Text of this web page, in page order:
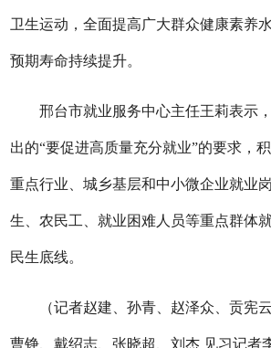
卫生运动，全面提高广大群众健康素养
预期寿命持续提升。
邢台市就业服务中心主任王莉表示，
出的“要促进高质量充分就业”的要求，
重点行业、城乡基层和中小微企业就业
生、农民工、就业困难人员等重点群体
民生底线。
（记者赵建、孙青、赵泽众、贡宪云
曹铮、戴绍志、张晓超、刘杰 见习记者